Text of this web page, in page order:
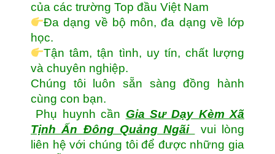
của các trường Top đầu Việt Nam
Đa dạng về bộ môn, đa dạng về lớp
học.
Tận tâm, tận tình, uy tín, chất lượng
và chuyên nghiệp.
Chúng tôi luôn sẵn sàng đồng hành
cùng con bạn.
Phụ huynh cần Gia Sư Dạy Kèm Xã
Tịnh Ấn Đông Quảng Ngãi
vui lòng
liên hệ với chúng tôi để được những gia